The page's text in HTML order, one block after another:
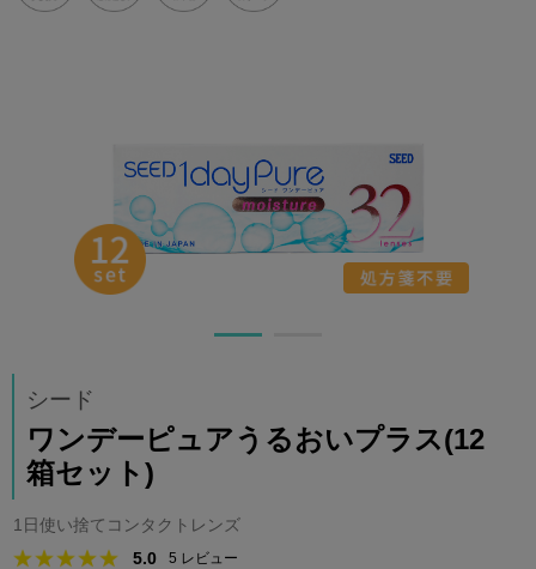
シード
ワンデーピュアうるおいプラス(12
箱セット)
1日使い捨てコンタクトレンズ
5.0
5 レビュー